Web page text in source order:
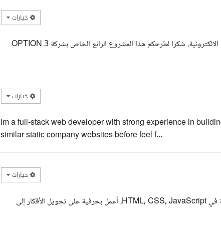
خيارات
السلام عليكم م. يونس معك احمد حسين خبرة 4 فى تصوير المواقع الالكترونية، شكرا لطرحكم هذا المشروع الرائع الخاص بشركة OPTION 3
خيارات
Im a full-stack web developer with strong experience in
similar static company websites before feel f...
خيارات
السلام عليكم أنا بهاء الدين المنصر، مطور واجهات أمامية بخبرة قوية في HTML, CSS, JavaScript، أعمل بحرفية على تحويل الأفكار إلى